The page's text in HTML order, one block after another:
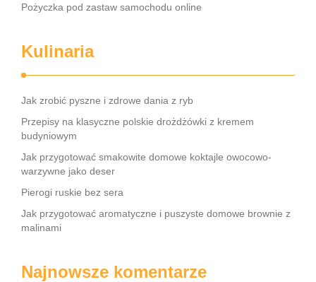
Pożyczka pod zastaw samochodu online
Kulinaria
Jak zrobić pyszne i zdrowe dania z ryb
Przepisy na klasyczne polskie drożdżówki z kremem
budyniowym
Jak przygotować smakowite domowe koktajle owocowo-
warzywne jako deser
Pierogi ruskie bez sera
Jak przygotować aromatyczne i puszyste domowe brownie z
malinami
Najnowsze komentarze